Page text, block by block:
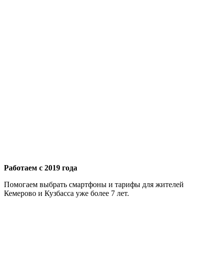
Работаем с 2019 года
Помогаем выбрать смартфоны и тарифы для жителей
Кемерово и Кузбасса уже более 7 лет.